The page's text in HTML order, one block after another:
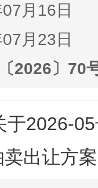
月16日
月23日
2026〕70
于2026-
出让方